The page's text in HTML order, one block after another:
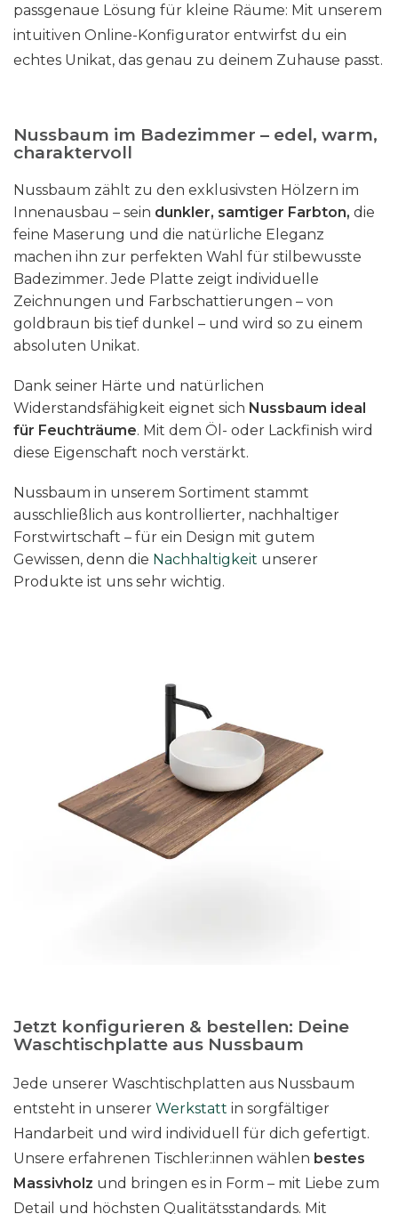
passgenaue Lösung für kleine Räume: Mit unserem
intuitiven Online-Konfigurator entwirfst du ein
echtes Unikat, das genau zu deinem Zuhause passt.
Nussbaum im Badezimmer – edel, warm,
charaktervoll
Nussbaum zählt zu den exklusivsten Hölzern im
Innenausbau – sein dunkler, samtiger Farbton, die
feine Maserung und die natürliche Eleganz
machen ihn zur perfekten Wahl für stilbewusste
Badezimmer. Jede Platte zeigt individuelle
Zeichnungen und Farbschattierungen – von
goldbraun bis tief dunkel – und wird so zu einem
absoluten Unikat.
Dank seiner Härte und natürlichen
Widerstandsfähigkeit eignet sich Nussbaum ideal
für Feuchträume. Mit dem Öl- oder Lackfinish wird
diese Eigenschaft noch verstärkt.
Nussbaum in unserem Sortiment stammt
ausschließlich aus kontrollierter, nachhaltiger
Forstwirtschaft – für ein Design mit gutem
Gewissen, denn die Nachhaltigkeit unserer
Produkte ist uns sehr wichtig.
Jetzt konfigurieren & bestellen: Deine
Waschtischplatte aus Nussbaum
Jede unserer Waschtischplatten aus Nussbaum
entsteht in unserer Werkstatt in sorgfältiger
Handarbeit und wird individuell für dich gefertigt.
Unsere erfahrenen Tischler:innen wählen bestes
Massivholz und bringen es in Form – mit Liebe zum
Detail und höchsten Qualitätsstandards. Mit